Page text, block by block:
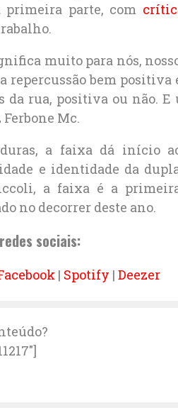
primeira parte, com
muito para nós,
repercussão bem
da rua, positiva ou não. E
Mc.
a faixa dá início
e identidade da
a faixa é a
no decorrer deste ano.
sociais:
| Spotify | Deezer